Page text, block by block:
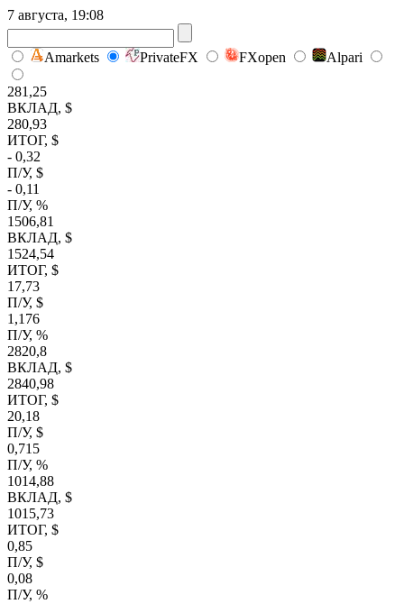
7 августа, 19:08
Amarkets PrivateFX FXopen Alpari
281,25
ВКЛАД, $
280,93
ИТОГ, $
- 0,32
П/У, $
- 0,11
П/У, %
1506,81
ВКЛАД, $
1524,54
ИТОГ, $
17,73
П/У, $
1,176
П/У, %
2820,8
ВКЛАД, $
2840,98
ИТОГ, $
20,18
П/У, $
0,715
П/У, %
1014,88
ВКЛАД, $
1015,73
ИТОГ, $
0,85
П/У, $
0,08
П/У, %